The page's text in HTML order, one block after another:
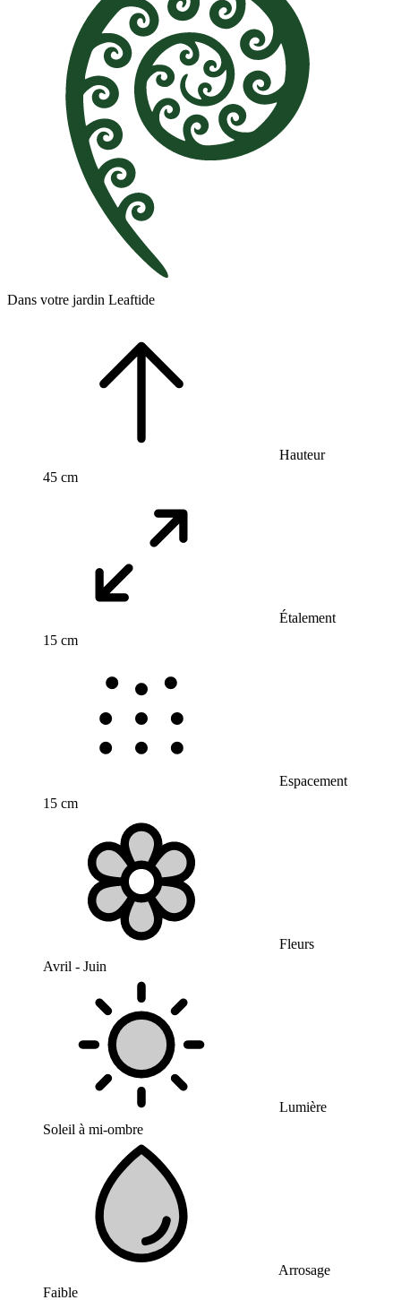
Dans votre jardin Leaftide
Hauteur
45 cm
Étalement
15 cm
Espacement
15 cm
Fleurs
Avril - Juin
Lumière
Soleil à mi-ombre
Arrosage
Faible